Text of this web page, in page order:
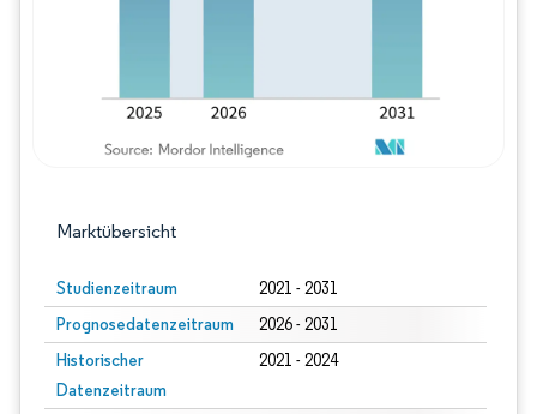
Marktübersicht
Studienzeitraum 2021 - 2031
Prognosedatenzeitraum 2026 - 2031
Historischer
Datenzeitraum
2021 - 2024